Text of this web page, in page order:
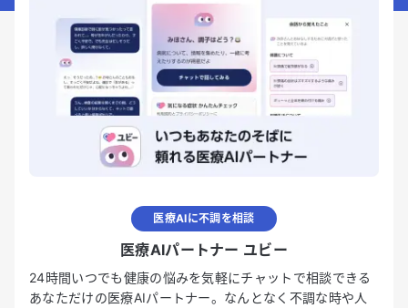
医療AIに不調を相談
医療AIパートナー ユビー
24時間いつでも健康の悩みを気軽にチャットで相談できる
あなただけの医療AIパートナー。なんとなく不調な時や人